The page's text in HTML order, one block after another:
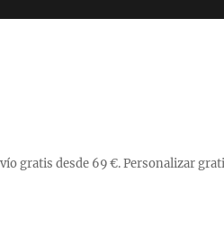
gratis desde 69 €. Personalizar